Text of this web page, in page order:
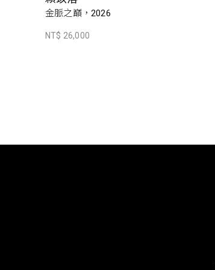
金脈之巔，2026
NT$ 26,000